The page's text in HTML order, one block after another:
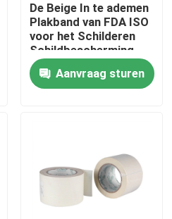
de Vloerbescherming
De Beige In te ademen
Plakband van FDA ISO
voor het Schilderen
Schildbescherming
Aanvraag sturen